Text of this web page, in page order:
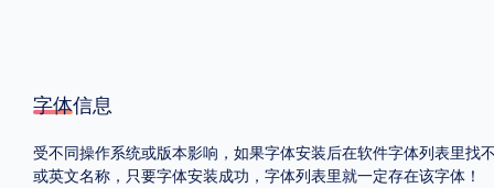
POP字体下载 字库打包下载 海报素材下载
字体信息
受不同操作系统或版本影响，如果字体安装后在软件字体列表里
或英文名称，只要字体安装成功，字体列表里就一定存在该字体！